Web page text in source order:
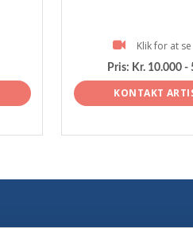
Klik for at
Pris: Kr. 10.000 -
KONTAKT